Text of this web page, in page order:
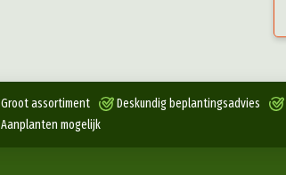
Groot assortiment Deskundig beplantingsadvies
Aanplanten mogelijk